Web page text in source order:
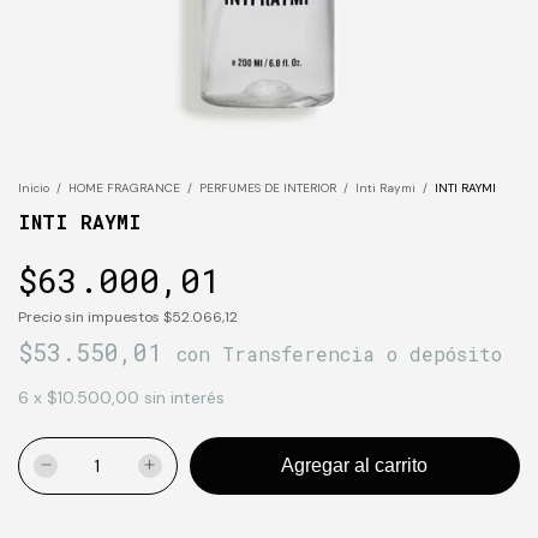
Inicio / HOME FRAGRANCE / PERFUMES DE INTERIOR / Inti Raymi / INTI RAYMI
INTI RAYMI
$63.000,01
Precio sin impuestos $52.066,12
$53.550,01 con Transferencia o depósito
6 x $10.500,00 sin interés